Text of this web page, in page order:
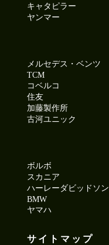
キャタピラー
ヤンマー
メルセデス・ベンツ
TCM
コベルコ
住友
加藤製作所
古河ユニック
ボルボ
スカニア
ハーレーダビッドソン
BMW
ヤマハ
サイトマップ